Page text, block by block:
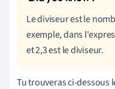
Le diviseur est le
exemple, dans
et 2,3 est le diviseur.
Tu trouveras ci-dessous